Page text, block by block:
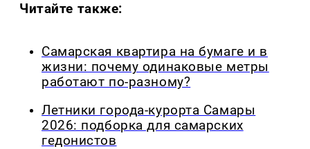
Читайте также:
Самарская квартира на бумаге и в
жизни: почему одинаковые метры
работают по-разному?
Летники города-курорта Самары
2026: подборка для самарских
гедонистов